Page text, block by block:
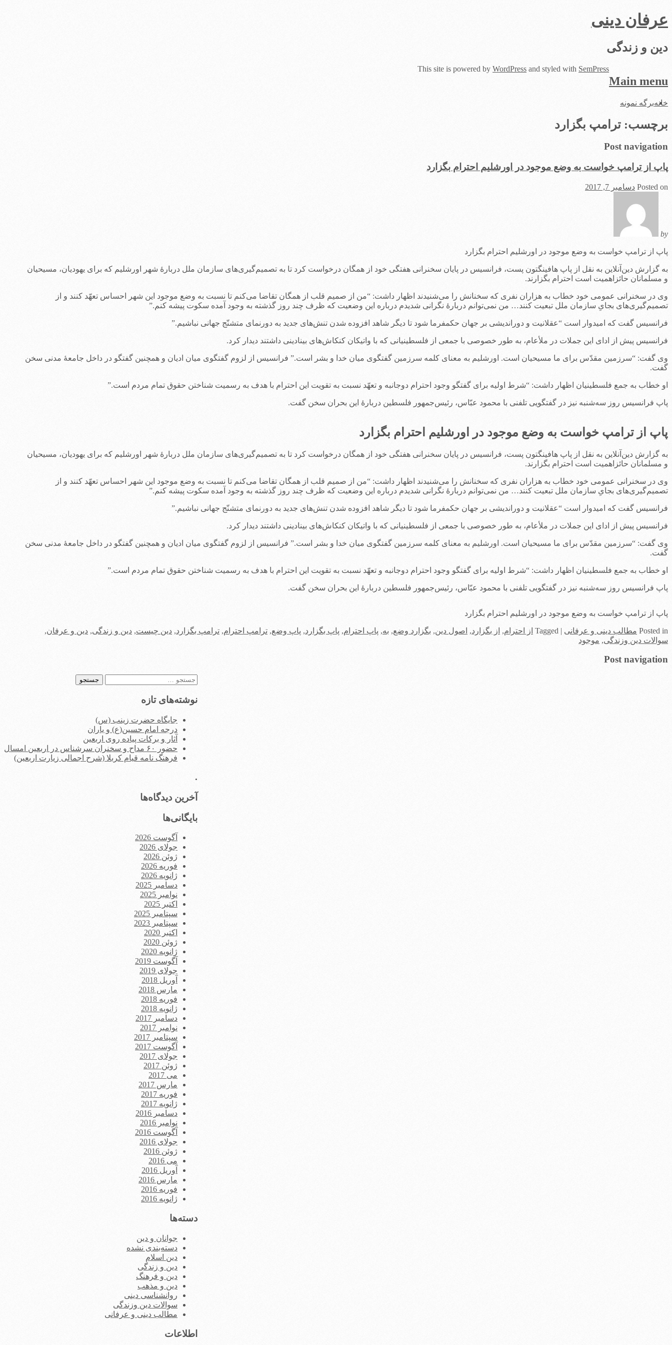
عرفان دینی
دین و زندگی
Main menu
Skip
خانهبرگه نمونه
برچسب: ترامپ بگزارد
Post navigation
پاپ از ترامپ خواست به وضع موجود در اورشلیم احترام بگزارد
Posted on دسامبر 7, 2017
by
پاپ از ترامپ خواست به وضع موجود در اورشلیم احترام بگزارد
به گزارش دین‌آنلاین به نقل از پاپ هافینگتون پست، فرانسیس در پایان سخنرانی هفتگی خود از همگان درخواست کرد تا به تصمیم‌گیری‌های سازمان ملل دربارۀ شهر اورشلیم که برای یهودیان، مسیحیان
و مسلمانان حائزاهمیت است احترام بگزارند.
وی در سخنرانی عمومی خود خطاب به هزاران نفری که سخنانش را می‌شنیدند اظهار داشت: “من از صمیم قلب از همگان تقاضا می‌کنم تا نسبت به وضع موجود این شهر احساس تعهّد کنند و از
تصمیم‌گیری‌های بجایِ سازمان ملل تبعیت کنند… من نمی‌توانم دربارۀ نگرانی شدیدم درباره این وضعیت که ظرف چند روز گذشته به وجود آمده سکوت پیشه کنم.”
فرانسیس گفت که امیدوار است “عقلانیت و دوراندیشی بر جهان حکمفرما شود تا دیگر شاهد افزوده شدن تنش‌های جدید به دورنمای متشنّج جهانی نباشیم.”
فرانسیس پیش از ادای این جملات در ملأعام، به طور خصوصی با جمعی از فلسطینیانی که با واتیکان کنکاش‌های بینادینی داشتند دیدار کرد.
وی گفت: “سرزمین مقدّس برای ما مسیحیان است. اورشلیم به معنای کلمه سرزمین گفتگوی میان خدا و بشر است.” فرانسیس از لزوم گفتگوی میان ادیان و همچنین گفتگو در داخل جامعۀ مدنی سخن
گفت.
او خطاب به جمع فلسطینیان اظهار داشت: “شرط اولیه برای گفتگو وجود احترام دوجانبه و تعهّد نسبت به تقویت این احترام با هدف به رسمیت شناختن حقوق تمام مردم است.”
پاپ فرانسیس روز سه‌شنبه نیز در گفتگویی تلفنی با محمود عبّاس، رئیس‌جمهور فلسطین دربارۀ این بحران سخن گفت.
پاپ از ترامپ خواست به وضع موجود در اورشلیم احترام بگزارد
به گزارش دین‌آنلاین به نقل از پاپ هافینگتون پست، فرانسیس در پایان سخنرانی هفتگی خود از همگان درخواست کرد تا به تصمیم‌گیری‌های سازمان ملل دربارۀ شهر اورشلیم که برای یهودیان، مسیحیان
و مسلمانان حائزاهمیت است احترام بگزارند.
وی در سخنرانی عمومی خود خطاب به هزاران نفری که سخنانش را می‌شنیدند اظهار داشت: “من از صمیم قلب از همگان تقاضا می‌کنم تا نسبت به وضع موجود این شهر احساس تعهّد کنند و از
تصمیم‌گیری‌های بجایِ سازمان ملل تبعیت کنند… من نمی‌توانم دربارۀ نگرانی شدیدم درباره این وضعیت که ظرف چند روز گذشته به وجود آمده سکوت پیشه کنم.”
فرانسیس گفت که امیدوار است “عقلانیت و دوراندیشی بر جهان حکمفرما شود تا دیگر شاهد افزوده شدن تنش‌های جدید به دورنمای متشنّج جهانی نباشیم.”
فرانسیس پیش از ادای این جملات در ملأعام، به طور خصوصی با جمعی از فلسطینیانی که با واتیکان کنکاش‌های بینادینی داشتند دیدار کرد.
وی گفت: “سرزمین مقدّس برای ما مسیحیان است. اورشلیم به معنای کلمه سرزمین گفتگوی میان خدا و بشر است.” فرانسیس از لزوم گفتگوی میان ادیان و همچنین گفتگو در داخل جامعۀ مدنی سخن
گفت.
او خطاب به جمع فلسطینیان اظهار داشت: “شرط اولیه برای گفتگو وجود احترام دوجانبه و تعهّد نسبت به تقویت این احترام با هدف به رسمیت شناختن حقوق تمام مردم است.”
پاپ فرانسیس روز سه‌شنبه نیز در گفتگویی تلفنی با محمود عبّاس، رئیس‌جمهور فلسطین دربارۀ این بحران سخن گفت.
پاپ از ترامپ خواست به وضع موجود در اورشلیم احترام بگزارد
Posted in مطالب دینی و عرفانی |
Tagged از احترام, از بگزارد, اصول دین, بگزارد وضع, به, پاپ احترام, پاپ بگزارد, پاپ وضع, ترامپ احترام, ترامپ بگزارد, دین چیست, دین و زندگی, دین و عرفان,
سوالات دین وزندگی, موجود
Post navigation
جستجو
نوشته‌های تازه
جایگاه حضرت زینب (س)
درجه امام حسین(ع) و یاران
آثار و برکات پیاده روی اربعین
حضور ۶۰ مداح و سخنران سرشناس در اربعین امسال
فرهنگ نامه قیام کربلا (شرح اجمالی زیارت اربعین)
.
آخرین دیدگاه‌ها
بایگانی‌ها
آگوست 2026
جولای 2026
ژوئن 2026
فوریه 2026
ژانویه 2026
دسامبر 2025
نوامبر 2025
اکتبر 2025
سپتامبر 2025
سپتامبر 2023
اکتبر 2020
ژوئن 2020
ژانویه 2020
آگوست 2019
جولای 2019
آوریل 2018
مارس 2018
فوریه 2018
ژانویه 2018
دسامبر 2017
نوامبر 2017
سپتامبر 2017
آگوست 2017
جولای 2017
ژوئن 2017
می 2017
مارس 2017
فوریه 2017
ژانویه 2017
دسامبر 2016
نوامبر 2016
آگوست 2016
جولای 2016
ژوئن 2016
می 2016
آوریل 2016
مارس 2016
فوریه 2016
ژانویه 2016
دسته‌ها
جوانان و دین
دسته‌بندی نشده
دین اسلام
دین و زندگی
دین و فرهنگ
دین و مذهب
روانشناسی دینی
سوالات دین وزندگی
مطالب دینی و عرفانی
اطلاعات
This site is powered by WordPress and styled with SemPress